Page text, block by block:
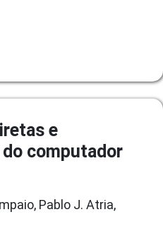
e
computador
Pablo J. Atria,